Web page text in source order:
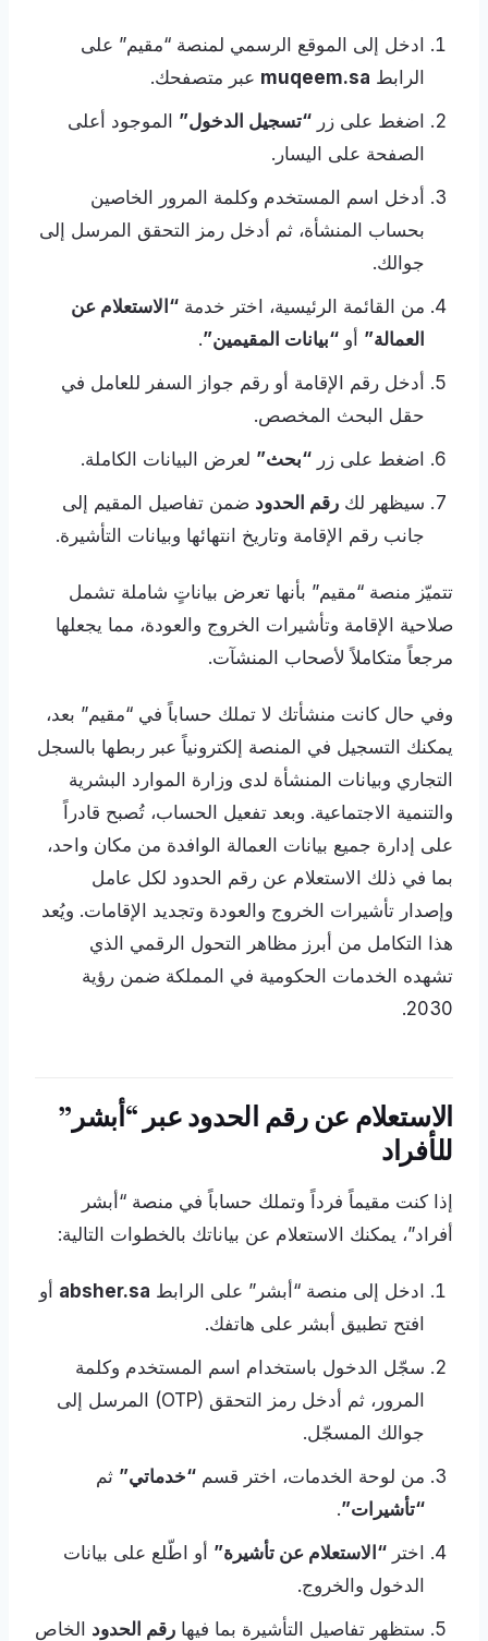
ادخل إلى الموقع الرسمي لمنصة “مقيم” على
الرابط muqeem.sa عبر متصفحك.
اضغط على زر “تسجيل الدخول” الموجود أعلى
الصفحة على اليسار.
أدخل اسم المستخدم وكلمة المرور الخاصين
بحساب المنشأة، ثم أدخل رمز التحقق المرسل إلى
جوالك.
من القائمة الرئيسية، اختر خدمة “الاستعلام عن
العمالة” أو “بيانات المقيمين”.
أدخل رقم الإقامة أو رقم جواز السفر للعامل في
حقل البحث المخصص.
اضغط على زر “بحث” لعرض البيانات الكاملة.
سيظهر لك رقم الحدود ضمن تفاصيل المقيم إلى
جانب رقم الإقامة وتاريخ انتهائها وبيانات التأشيرة.
تتميّز منصة “مقيم” بأنها تعرض بياناتٍ شاملة تشمل
صلاحية الإقامة وتأشيرات الخروج والعودة، مما يجعلها
مرجعاً متكاملاً لأصحاب المنشآت.
وفي حال كانت منشأتك لا تملك حساباً في “مقيم” بعد،
يمكنك التسجيل في المنصة إلكترونياً عبر ربطها بالسجل
التجاري وبيانات المنشأة لدى وزارة الموارد البشرية
والتنمية الاجتماعية. وبعد تفعيل الحساب، تُصبح قادراً
على إدارة جميع بيانات العمالة الوافدة من مكان واحد،
بما في ذلك الاستعلام عن رقم الحدود لكل عامل
وإصدار تأشيرات الخروج والعودة وتجديد الإقامات. ويُعد
هذا التكامل من أبرز مظاهر التحول الرقمي الذي
تشهده الخدمات الحكومية في المملكة ضمن رؤية
2030.
الاستعلام عن رقم الحدود عبر “أبشر”
للأفراد
إذا كنت مقيماً فرداً وتملك حساباً في منصة “أبشر
أفراد”، يمكنك الاستعلام عن بياناتك بالخطوات التالية:
ادخل إلى منصة “أبشر” على الرابط absher.sa أو
افتح تطبيق أبشر على هاتفك.
سجّل الدخول باستخدام اسم المستخدم وكلمة
المرور، ثم أدخل رمز التحقق (OTP) المرسل إلى
جوالك المسجّل.
من لوحة الخدمات، اختر قسم “خدماتي” ثم
“تأشيرات”.
اختر “الاستعلام عن تأشيرة” أو اطّلع على بيانات
الدخول والخروج.
ستظهر تفاصيل التأشيرة بما فيها رقم الحدود الخاص